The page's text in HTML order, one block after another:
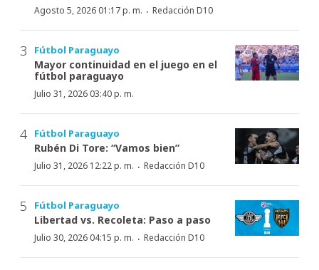
Agosto 5, 2026 01:17 p. m. · Redacción D10
Fútbol Paraguayo
Mayor continuidad en el juego en el
fútbol paraguayo
Julio 31, 2026 03:40 p. m.
Fútbol Paraguayo
Rubén Di Tore: “Vamos bien”
Julio 31, 2026 12:22 p. m. · Redacción D10
Fútbol Paraguayo
Libertad vs. Recoleta: Paso a paso
Julio 30, 2026 04:15 p. m. · Redacción D10